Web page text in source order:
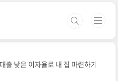
출 낮은 이자율로 내 집 마련하기